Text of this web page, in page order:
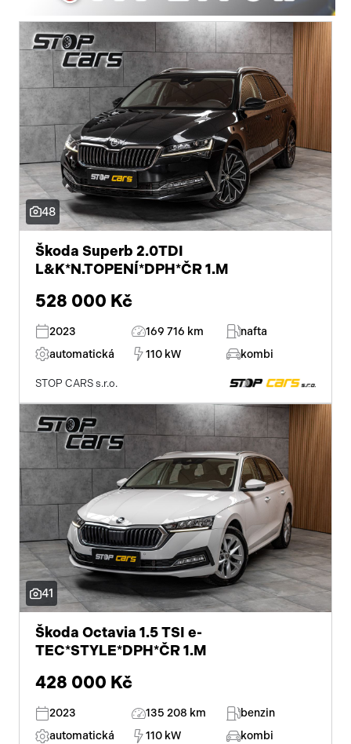
tónovaná skla
dvouzónová klimatizace
přední světla LED
centrál dálkový
dělená zadní sedadla
parkovací senzory zadní
posilovač řízení
protiprokluzový systém kol (ASR)
asistent jízdy v jízdním pruhu
ABS
tempomat
venkovní teploměr
senzor světel
zadní světla LED
48
Škoda Superb 2.0TDI
L&K*N.TOPENÍ*DPH*ČR 1.M
528 000 Kč
2023 169 716 km
nafta
automatická
110 kW kombi
STOP CARS s.r.o.
41
Škoda Octavia 1.5 TSI e-
TEC*STYLE*DPH*ČR 1.M
428 000 Kč
2023 135 208 km
benzin
automatická
110 kW kombi